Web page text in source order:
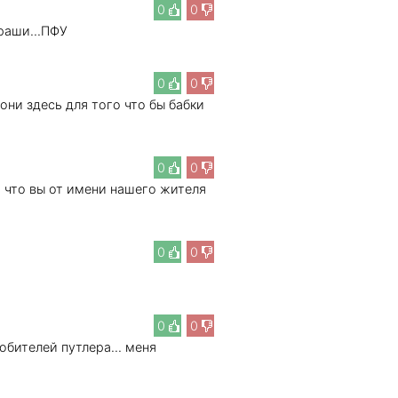
0
0
0
0
здесь для того что бы бабки
0
0
вы от имени нашего жителя
0 0
0
0
путлера... меня